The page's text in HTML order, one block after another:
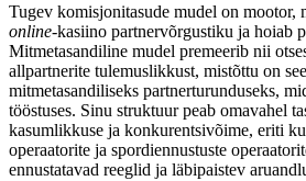
Tugev komisjonitasude mudel on mootor,
online-kasiino partnervõrgustiku ja hoiab
Mitmetasandiline mudel premeerib nii
allpartnerite tulemuslikkust, mistõttu on
mitmetasandiliseks partnerturunduseks,
tööstuses. Sinu struktuur peab omavahel
kasumlikkuse ja konkurentsivõime, eriti
operaatorite ja spordiennustuste
ennustatavad reeglid ja läbipaistev